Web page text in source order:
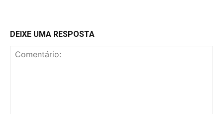
DEIXE UMA RESPOSTA